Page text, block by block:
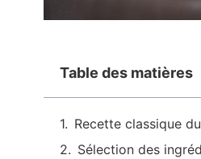
Table des matières
Recette classique
Sélection des